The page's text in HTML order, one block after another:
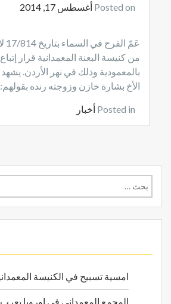
Posted on أغسطس 17, 2014
من كنيسة البعنة المعمدانية قرار
بالمعمودية وذلك في نهر الأردن.
الأخ بشارة خازن وزوجته رنده
Posted in أخبار
ل
ب
ع
امسية تسبيح في الكنيسة
المجمع المعمداني في اوروبا